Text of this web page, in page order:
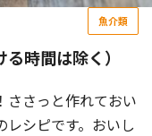
魚介類
時間は除く）
ささっと作れておい
レシピです。おいし